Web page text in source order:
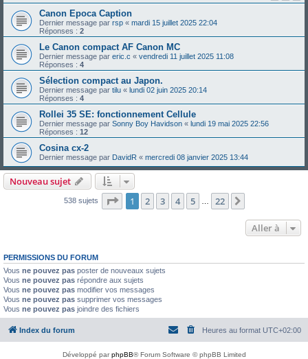
Canon Epoca Caption
Dernier message par rsp « mardi 15 juillet 2025 22:04
Réponses : 2
Le Canon compact AF Canon MC
Dernier message par eric.c « vendredi 11 juillet 2025 11:08
Réponses : 4
Sélection compact au Japon.
Dernier message par tilu « lundi 02 juin 2025 20:14
Réponses : 4
Rollei 35 SE: fonctionnement Cellule
Dernier message par Sonny Boy Havidson « lundi 19 mai 2025 22:56
Réponses : 12
Cosina cx-2
Dernier message par DavidR « mercredi 08 janvier 2025 13:44
Nouveau sujet
538 sujets Page 1sur22
1 2 3 4 5 … 22
Aller à
PERMISSIONS DU FORUM
Vous ne pouvez pas poster de nouveaux sujets
Vous ne pouvez pas répondre aux sujets
Vous ne pouvez pas modifier vos messages
Vous ne pouvez pas supprimer vos messages
Vous ne pouvez pas joindre des fichiers
Index du forum Heures au format UTC+02:00
Développé parphpBB® Forum Software © phpBB Limited